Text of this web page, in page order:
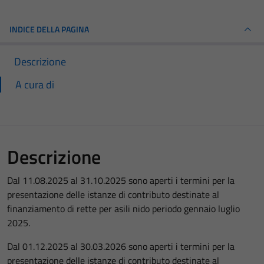
INDICE DELLA PAGINA
Descrizione
A cura di
Descrizione
Dal 11.08.2025 al 31.10.2025 sono aperti i termini per la
presentazione delle istanze di contributo destinate al
finanziamento di rette per asili nido periodo gennaio luglio
2025.
Dal 01.12.2025 al 30.03.2026 sono aperti i termini per la
presentazione delle istanze di contributo destinate al